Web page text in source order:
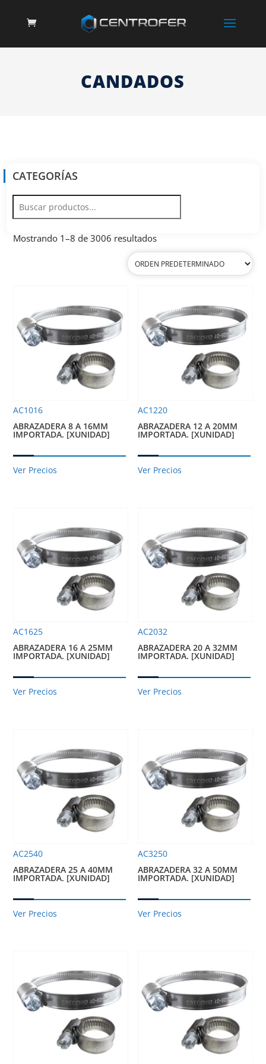
CANDADOS
CATEGORÍAS
Mostrando 1–8 de 3006 resultados
AC1016
ABRAZADERA 8 A 16MM
IMPORTADA. [XUNIDAD]
Ver Precios
AC1220
ABRAZADERA 12 A 20MM
IMPORTADA. [XUNIDAD]
Ver Precios
AC1625
ABRAZADERA 16 A 25MM
IMPORTADA. [XUNIDAD]
Ver Precios
AC2032
ABRAZADERA 20 A 32MM
IMPORTADA. [XUNIDAD]
Ver Precios
AC2540
ABRAZADERA 25 A 40MM
IMPORTADA. [XUNIDAD]
Ver Precios
AC3250
ABRAZADERA 32 A 50MM
IMPORTADA. [XUNIDAD]
Ver Precios